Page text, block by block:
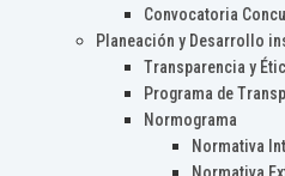
Convocatoria
Planeación y Desarrollo
Transparencia y
Programa de
Normograma
Normativa